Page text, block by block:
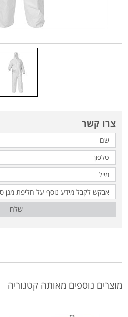
צרו קשר
שלח
מוצרים נוספים מאותה קטגוריה